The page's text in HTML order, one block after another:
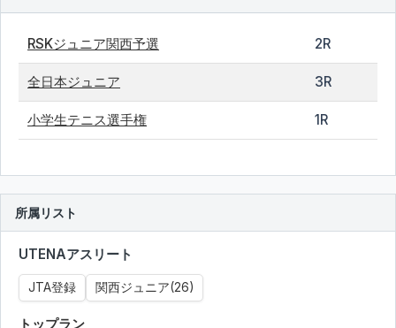
RSKジュニア関西予選 2R
全日本ジュニア 3R
小学生テニス選手権 1R
所属リスト
UTENAアスリート
JTA登録 関西ジュニア(26)
トップラン